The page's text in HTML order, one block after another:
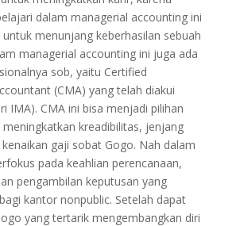
dalam managerial accounting ini
menunjang keberhasilan sebuah
managerial accounting ini juga ada
sob, yaitu Certified
(CMA) yang telah diakui
IMA). CMA ini bisa menjadi pilihan
kreadibilitas, jenjang
gaji sobat Gogo. Nah dalam
pada keahlian perencanaan,
pengambilan keputusan yang
kantor nonpublic. Setelah dapat
yang tertarik mengembangkan diri